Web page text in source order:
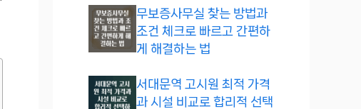
무보증사무실 찾는 방법과
조건 체크로 빠르고 간편하
게 해결하는 법
서대문역 고시원 최적 가격
과 시설 비교로 합리적 선택